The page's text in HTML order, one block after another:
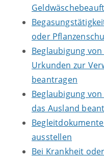
oder
Beglaubigung
Urkunden zur
beantragen
Beglaubigung
das Ausland
ausstellen
Bei Krankheit